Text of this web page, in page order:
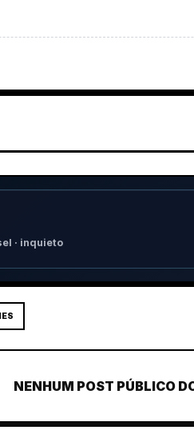
· inquieto
NENHUM POST PÚBLICO